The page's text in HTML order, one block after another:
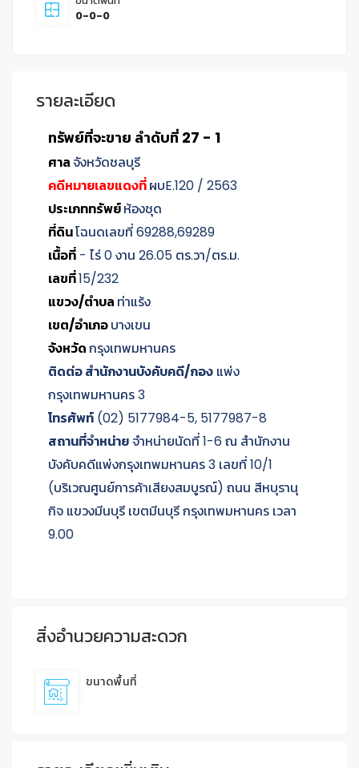
0-0-0
รายละเอียด
ทรัพย์ที่จะขาย ลำดับที่ 27 - 1
ศาลจังหวัดชลบุรี
คดีหมายเลขแดงที่ผบE.120 / 2563
ประเภททรัพย์ห้องชุด
ที่ดินโฉนดเลขที่ 69288,69289
เนื้อที่ - ไร่ 0 งาน 26.05 ตร.วา/ตร.ม.
เลขที่15/232
แขวง/ตำบล ท่าแร้ง
เขต/อำเภอบางเขน
จังหวัดกรุงเทพมหานคร
ติดต่อ สำนักงานบังคับคดี/กอง แพ่ง
กรุงเทพมหานคร 3
โทรศัพท์ (02) 5177984-5, 5177987-8
สถานที่จำหน่ายจำหน่ายนัดที่ 1-6 ณ สำนักงาน
บังคับคดีแพ่งกรุงเทพมหานคร 3 เลขที่ 10/1
(บริเวณศูนย์การค้าเสียงสมบูรณ์) ถนน สีหบุรานุ
กิจ แขวงมีนบุรี เขตมีนบุรี กรุงเทพมหานคร เวลา
9.00
สิ่งอำนวยความสะดวก
ขนาดพื้นที่